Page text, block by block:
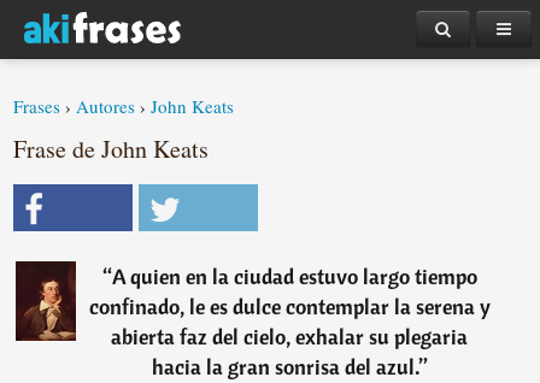
Frases ›Autores ›John Keats
Frase de John Keats
“A quien en la ciudad estuvo largo tiempo
confinado, le es dulce contemplar la serena y
abierta faz del cielo, exhalar su plegaria
hacia la gran sonrisa del azul.”